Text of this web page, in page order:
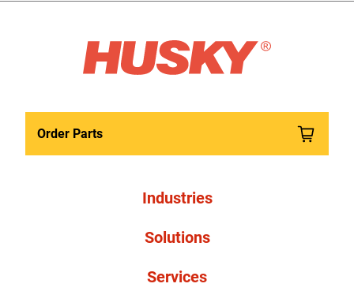
Order Parts
Industries
Solutions
Services